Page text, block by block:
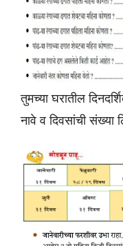
तुमच्या घरातील
नावे व दिवसांची संख्या